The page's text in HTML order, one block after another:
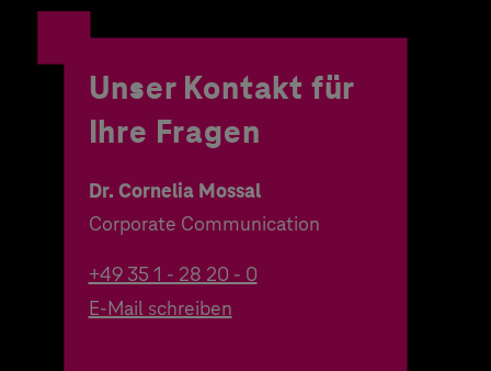
Unser Kontakt für
Ihre Fragen
Dr. Cornelia Mossal
Corporate Communication
+49 35 1 - 28 20 - 0
E-Mail schreiben